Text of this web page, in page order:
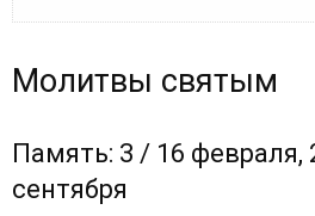
Память: 3 / 16 февраля, 28
Анне пророчице, глас 1
Кондак, праведному Симеону
Анне пророчице, глас 8
Молитвы святым
Память: 3 / 16 февраля,
сентября